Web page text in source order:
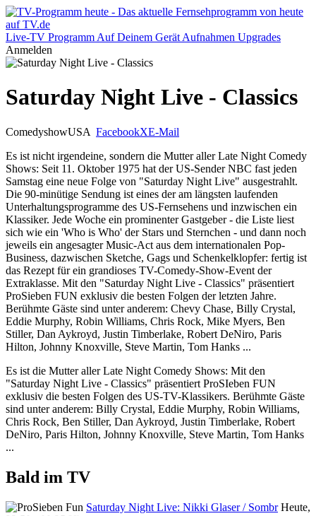
Live-TV Programm Auf Deinem Gerät Aufnahmen Upgrades
Anmelden
Saturday Night Live - Classics
ComedyshowUSA FacebookXE-Mail
Es ist nicht irgendeine, sondern die Mutter aller Late Night Comedy
Shows: Seit 11. Oktober 1975 hat der US-Sender NBC fast jeden
Samstag eine neue Folge von "Saturday Night Live" ausgestrahlt.
Die 90-minütige Sendung ist eines der am längsten laufenden
Unterhaltungsprogramme des US-Fernsehens und inzwischen ein
Klassiker. Jede Woche ein prominenter Gastgeber - die Liste liest
sich wie ein 'Who is Who' der Stars und Sternchen - und dann noch
jeweils ein angesagter Music-Act aus dem internationalen Pop-
Business, dazwischen Sketche, Gags und Schenkelklopfer: fertig ist
das Rezept für ein grandioses TV-Comedy-Show-Event der
Extraklasse. Mit den "Saturday Night Live - Classics" präsentiert
ProSieben FUN exklusiv die besten Folgen der letzten Jahre.
Berühmte Gäste sind unter anderem: Chevy Chase, Billy Crystal,
Eddie Murphy, Robin Williams, Chris Rock, Mike Myers, Ben
Stiller, Dan Aykroyd, Justin Timberlake, Robert DeNiro, Paris
Hilton, Johnny Knoxville, Steve Martin, Tom Hanks ...
Es ist die Mutter aller Late Night Comedy Shows: Mit den
"Saturday Night Live - Classics" präsentiert ProSIeben FUN
exklusiv die besten Folgen des US-TV-Klassikers. Berühmte Gäste
sind unter anderem: Billy Crystal, Eddie Murphy, Robin Williams,
Chris Rock, Ben Stiller, Dan Aykroyd, Justin Timberlake, Robert
DeNiro, Paris Hilton, Johnny Knoxville, Steve Martin, Tom Hanks
...
Bald im TV
Saturday Night Live: Nikki Glaser / Sombr Heute,